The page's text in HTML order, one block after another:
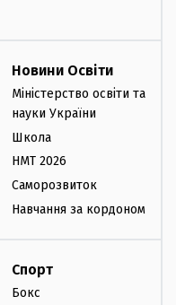
Новини Освіти
Міністерство освіти та
науки України
Школа
НМТ 2026
Саморозвиток
Навчання за кордоном
Спорт
Бокс